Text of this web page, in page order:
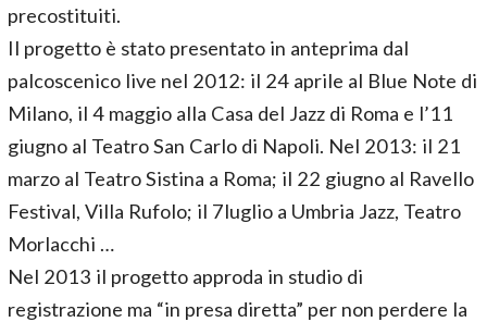
precostituiti.
Il progetto è stato presentato in anteprima dal
palcoscenico live nel 2012: il 24 aprile al Blue Note di
Milano, il 4 maggio alla Casa del Jazz di Roma e l’11
giugno al Teatro San Carlo di Napoli. Nel 2013: il 21
marzo al Teatro Sistina a Roma; il 22 giugno al Ravello
Festival, Villa Rufolo; il 7luglio a Umbria Jazz, Teatro
Morlacchi …
Nel 2013 il progetto approda in studio di
registrazione ma “in presa diretta” per non perdere la